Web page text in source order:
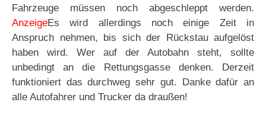
Fahrzeuge müssen noch abgeschleppt werden.
AnzeigeEs wird allerdings noch einige Zeit in
Anspruch nehmen, bis sich der Rückstau aufgelöst
haben wird. Wer auf der Autobahn steht, sollte
unbedingt an die Rettungsgasse denken. Derzeit
funktioniert das durchweg sehr gut. Danke dafür an
alle Autofahrer und Trucker da draußen!